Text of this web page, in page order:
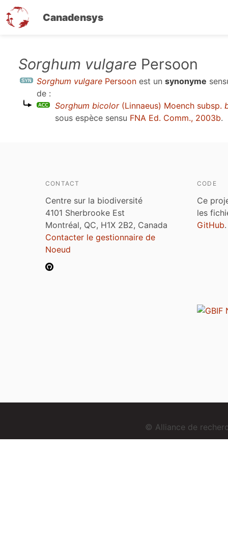
Canadensys
contenu
Sorghum vulgare Persoon
Sorghum vulgare Persoon est un synonyme
de :
Sorghum bicolor(Linnaeus) Moench subsp.
sous espèce sensu FNA Ed. Comm., 2003b.
CONTACT
Centre sur la biodiversité
4101 Sherbrooke Est
Montréal, QC, H1X 2B2, Canada
Contacter le gestionnaire de
Noeud
CODE
Ce
les
GitHub.
© Alliance de